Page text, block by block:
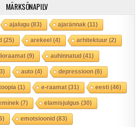
MÄRKSÕNAPILV
ajalugu(83) ajarännak (11)
(25) arekeel(4) arhitektuur(2)
(9) auhinnatud(41)
auto(4) depressioon(6)
(1) e-raamat(31) eesti(46)
(7) elamisjulgus (30)
emotsioonid(83)